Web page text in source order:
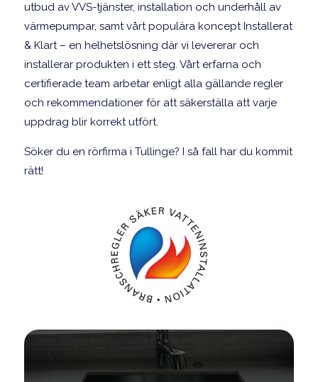
utbud av VVS-tjänster, installation och underhåll av
värmepumpar, samt vårt populära koncept Installerat
& Klart – en helhetslösning där vi levererar och
installerar produkten i ett steg. Vårt erfarna och
certifierade team arbetar enligt alla gällande regler
och rekommendationer för att säkerställa att varje
uppdrag blir korrekt utfört.
Söker du en rörfirma i Tullinge? I så fall har du kommit
rätt!